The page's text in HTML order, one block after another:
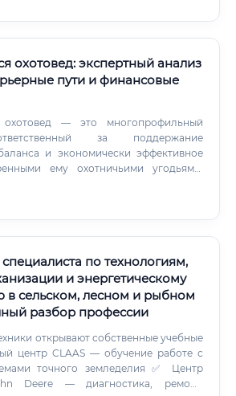
охотовед: экспертный анализ
пути и финансовые
— это многопрофильный
за поддержание
и экономически эффективное
ему охотничьими угодьями.
чрезвычайно широк и
характерный для большинства
специалиста по технологиям,
и энергетическому
в сельском, лесном и рыбном
разбор профессии
открывают собственные учебные
точного земледелия ✅ Центр
Deere — диагностика, ремонт,